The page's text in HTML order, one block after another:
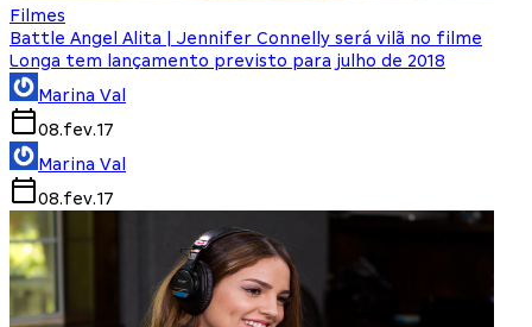
Filmes
Battle Angel Alita | Jennifer Connelly será vilã no filme
Longa tem lançamento previsto para julho de 2018
Marina Val
08.fev.17
Marina Val
08.fev.17